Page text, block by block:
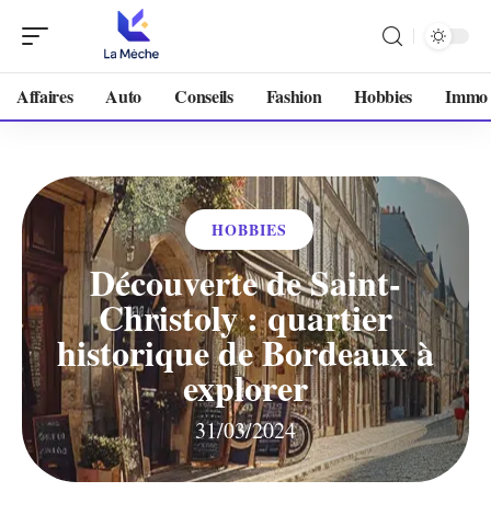
Affaires Auto Conseils Fashion Hobbies Immo
HOBBIES
Découverte de Saint-
Christoly : quartier
historique de Bordeaux à
explorer
31/03/2024